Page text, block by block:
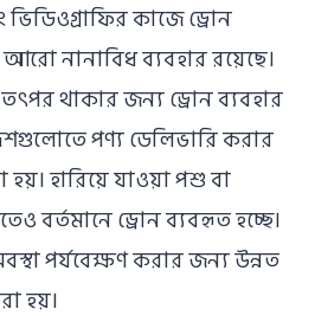
কাজে ড্রোন
নানাবিধ ব্যবহার রয়েছে।
থাকার জন্য ড্রোন ব্যবহার
পণ্য ডেলিভারি করার
হারিয়ে যাওয়া পশু বা
বর্তমানে ড্রোন‌ ব্যবহৃত হচ্ছে।
পর্যবেক্ষণ করার জন্য উন্নত
হয়।